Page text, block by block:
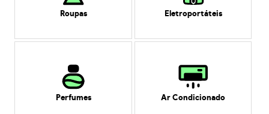
Roupas Eletroportáteis
Perfumes Ar Condicionado